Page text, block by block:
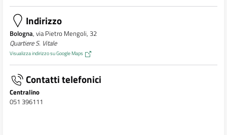
Indirizzo
Bologna, via Pietro Mengoli, 32
Quartiere S. Vitale
Visualizza indirizzo su Google Maps
Contatti telefonici
Centralino
051 396111